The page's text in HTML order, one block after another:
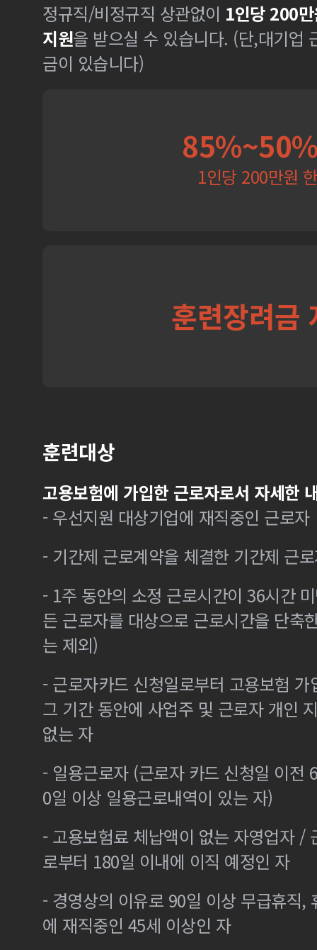
정규직/비정규직 상관없이 1인당 200
지원을 받으실 수 있습니다. (단,대기업
금이 있습니다)
1인당 200만원
훈련장려금
훈련대상
고용보험에 가입한 근로자로서 자세한
- 우선지원 대상기업에 재직중인 근로자
- 기간제 근로계약을 체결한 기간제 근
- 1주 동안의 소정 근로시간이 36시간
든 근로자를 대상으로 근로시간을 단축
는 제외)
- 근로자카드 신청일로부터 고용보험
그 기간 동안에 사업주 및 근로자 개인
없는 자
- 일용근로자 (근로자 카드 신청일 이전
0일 이상 일용근로내역이 있는 자)
- 고용보험료 체납액이 없는 자영업자 /
로부터 180일 이내에 이직 예정인 자
- 경영상의 이유로 90일 이상 무급휴직,
에 재직중인 45세 이상인 자